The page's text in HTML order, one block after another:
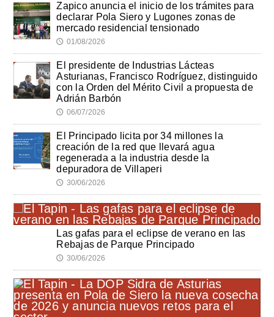
Zapico anuncia el inicio de los trámites para
declarar Pola Siero y Lugones zonas de
mercado residencial tensionado
🕔 01/08/2026
El presidente de Industrias Lácteas
Asturianas, Francisco Rodríguez, distinguido
con la Orden del Mérito Civil a propuesta de
Adrián Barbón
🕔 06/07/2026
El Principado licita por 34 millones la
creación de la red que llevará agua
regenerada a la industria desde la
depuradora de Villaperi
🕔 30/06/2026
Las gafas para el eclipse de verano en las
Rebajas de Parque Principado
🕔 30/06/2026